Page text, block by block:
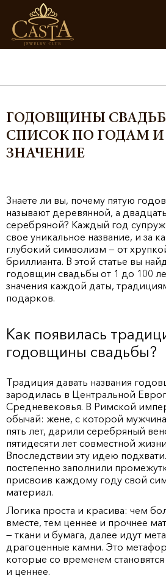
ГОДОВЩИНЫ
СПИСОК ПО ГОДАМ
ЗНАЧЕНИЕ
Знаете ли вы, почему пятую
называют деревянной, а
серебряной? Каждый год
свое уникальное название, и за
глубокий символизм — от
бриллианта. В этой статье вы
годовщин свадьбы от 1 до 100
значения каждой даты,
подарков.
Как появилась
годовщины свадьбы?
Традиция давать названия
зародилась в Центральной
Средневековья. В Римской
обычай: жене, с которой
пять лет, дарили серебряный
пятидесяти лет совместной
Впоследствии эту идею
постепенно заполнили
присвоив каждому году свой
материал.
Логика проста и красива: чем
вместе, тем ценнее и прочнее
— ткани и бумага, далее идут
драгоценные камни. Это
которые со временем
и ценнее.